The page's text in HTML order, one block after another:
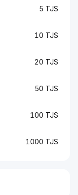
5 TJS
10 TJS
20 TJS
50 TJS
100 TJS
1000 TJS